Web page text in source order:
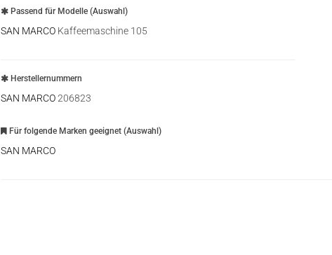
Passend für Modelle (Auswahl)
SAN MARCO Kaffeemaschine 105
Herstellernummern
SAN MARCO206823
Für folgende Marken geeignet (Auswahl)
SAN MARCO